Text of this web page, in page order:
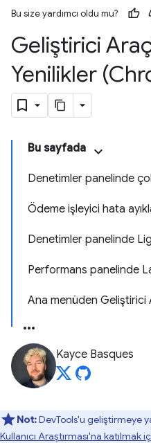
Bu size yardımcı oldu mu?
Geliştirici
Yenilikler
Bu sayfada
Denetimler panelinde
Ödeme işleyici hata
Denetimler panelinde
Performans panelinde
Ana menüden Geliştirici
Kayce Basques
Not:DevTools'u geliştirmeye
Kullanıcı Araştırması'na katılmak